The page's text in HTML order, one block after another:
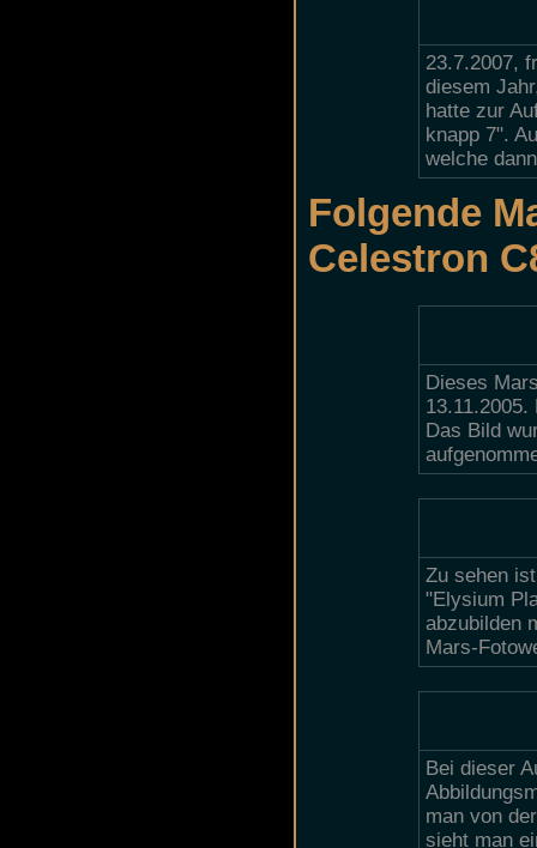
23.7.2007,
diesem
hatte zur
knapp 7".
welche
Folgende
Celestron
Dieses
Das Bild
Zu sehen
"Elysium
abzubilden
Mars-
Bei dieser
man von
sieht man